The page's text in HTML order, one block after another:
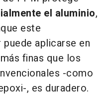
el aluminio,
este
aplicarse en
finas que los
-como
, es duradero.